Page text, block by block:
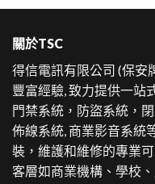
關於TSC
得信電訊有限公司 (保安
豐富經驗, 致力提供一站
門禁系統，防盜系統，
佈線系統, 商業影音系統
裝，維護和維修的專業
客層如商業機構、學校